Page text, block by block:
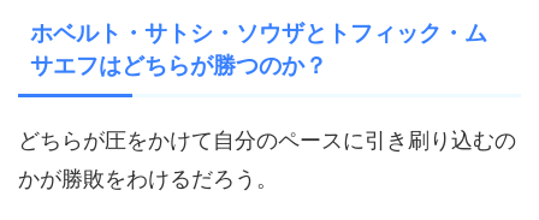
ホベルト・サトシ・ソウザとトフィック・ム
サエフはどちらが勝つのか？
どちらが圧をかけて自分のペースに引き刷り込むの
かが勝敗をわけるだろう。